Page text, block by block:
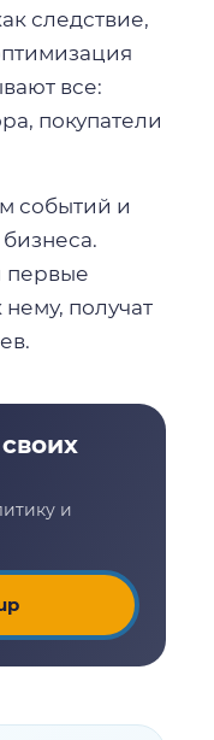
следствие,
все:
покупатели
событий и
первые
получат